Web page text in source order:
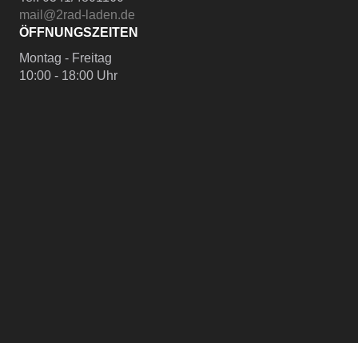
mail@2rad-laden.de
ÖFFNUNGSZEITEN
Montag - Freitag
10:00 - 18:00 Uhr